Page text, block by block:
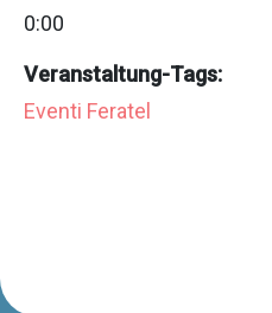
0:00
Veranstaltung-Tags:
Eventi Feratel